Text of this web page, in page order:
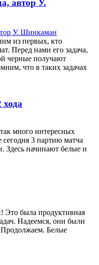
автор У.
из первых, кто
Перед нами его задача,
черные получают
что в таких задачах
много интересных
3 партию матча
Здесь начинают белые и
Это была продуктивная
Надеемся, они были
Белые